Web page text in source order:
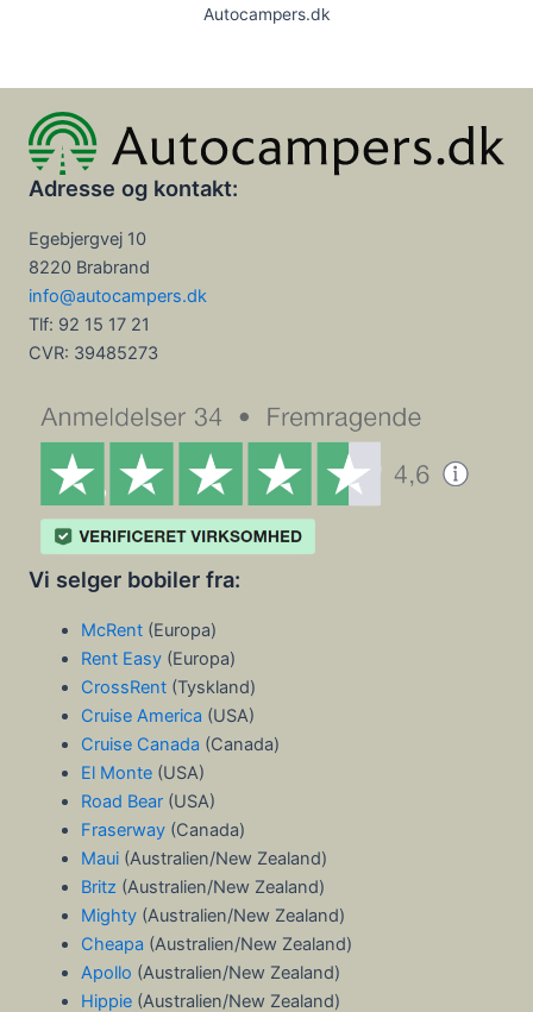
Autocampers.dk
Adresse og kontakt:
Egebjergvej 10
8220 Brabrand
info@autocampers.dk
Tlf: 92 15 17 21
CVR: 39485273
Vi selger bobiler fra:
McRent(Europa)
Rent Easy(Europa)
CrossRent(Tyskland)
Cruise America (USA)
Cruise Canada (Canada)
El Monte(USA)
Road Bear(USA)
Fraserway (Canada)
Maui (Australien/New Zealand)
Britz (Australien/New Zealand)
Mighty (Australien/New Zealand)
Cheapa (Australien/New Zealand)
Apollo (Australien/New Zealand)
Hippie(Australien/New Zealand)